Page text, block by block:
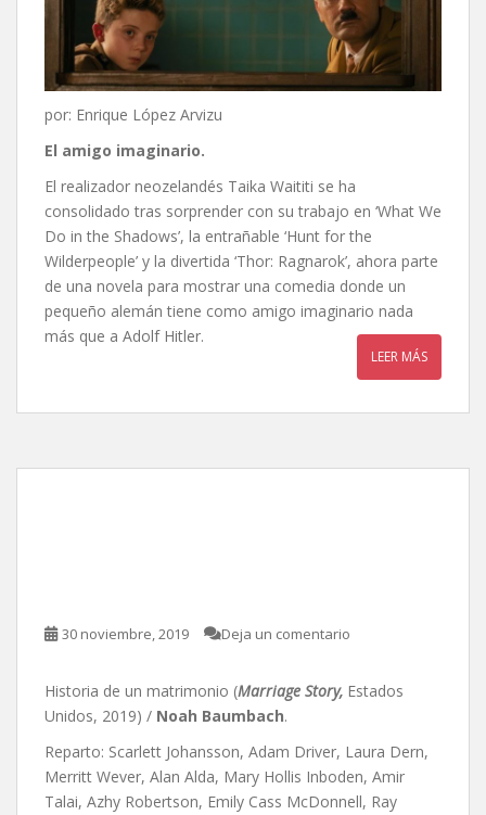
por: Enrique López Arvizu
El amigo imaginario.
El realizador neozelandés Taika Waititi se ha
consolidado tras sorprender con su trabajo en ‘What We
Do in the Shadows’, la entrañable ‘Hunt for the
Wilderpeople’ y la divertida ‘Thor: Ragnarok’, ahora parte
de una novela para mostrar una comedia donde un
pequeño alemán tiene como amigo imaginario nada
más que a Adolf Hitler.
LEER MÁS
30 noviembre, 2019 Deja un comentario
Historia de un matrimonio (Marriage Story, Estados
Unidos, 2019) / Noah Baumbach.
Reparto: Scarlett Johansson, Adam Driver, Laura Dern,
Merritt Wever, Alan Alda, Mary Hollis Inboden, Amir
Talai, Azhy Robertson, Emily Cass McDonnell, Ray